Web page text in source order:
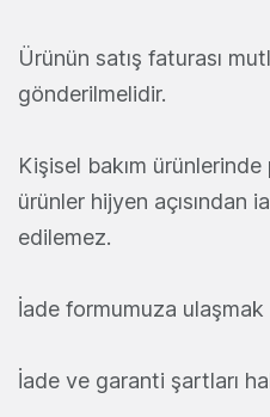
Ürünün satış faturası
gönderilmelidir.
Kişisel bakım ürünlerinde
ürünler hijyen açısından
edilemez.
İade formumuza ulaşmak
İade ve garanti şartları